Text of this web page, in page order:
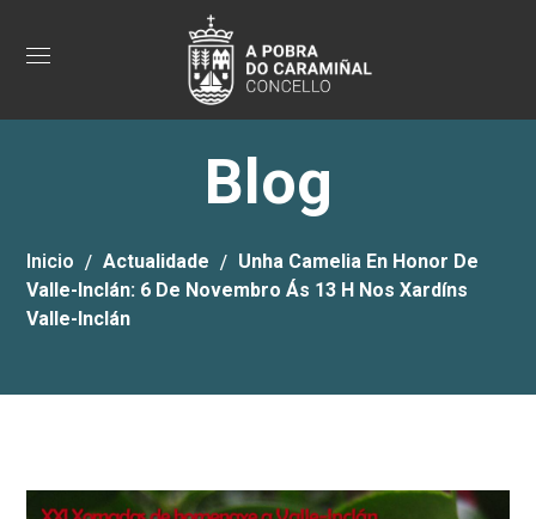
Blog
Inicio Actualidade
Unha Camelia En Honor De
Valle-Inclán: 6 De Novembro Ás 13 H Nos Xardíns
Valle-Inclán